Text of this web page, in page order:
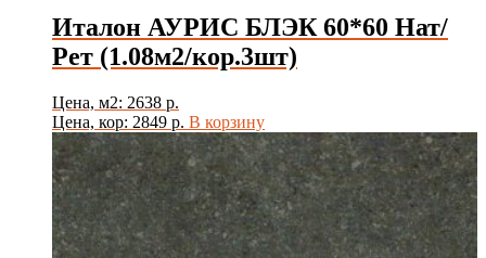
Италон АУРИС БЛЭК 60*60 Нат/
Рет (1.08м2/кор.3шт)
Цена, м2: 2638 р.
Цена, кор: 2849 р. В корзину